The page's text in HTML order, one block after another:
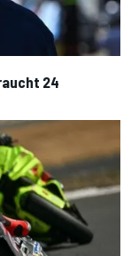
24